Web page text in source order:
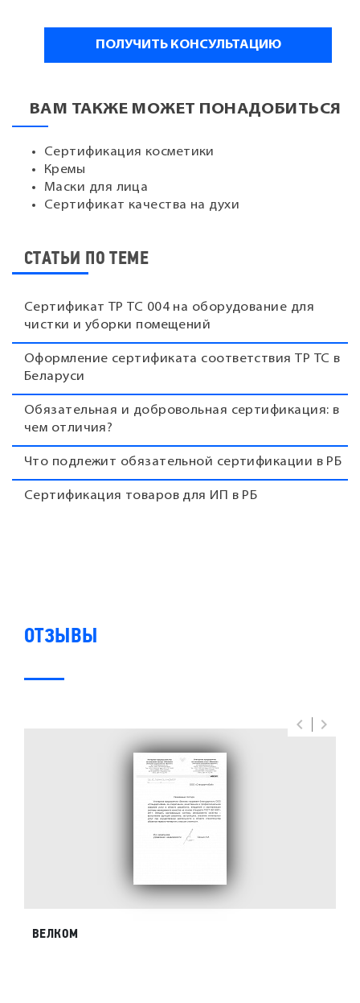
ВАМ ТАКЖЕ МОЖЕТ ПОНАДОБИТЬСЯ
Сертификация косметики
Кремы
Маски для лица
Сертификат качества на духи
СТАТЬИ ПО ТЕМЕ
Сертификат ТР ТС 004 на оборудование для
чистки и уборки помещений
Оформление сертификата соответствия ТР ТС в
Беларуси
Обязательная и добровольная сертификация: в
чем отличия?
Что подлежит обязательной сертификации в РБ
Сертификация товаров для ИП в РБ
ОТЗЫВЫ
ВЕЛКОМ
keyboard_arrow_leftPrevious
keyboard_arrow_rightNext